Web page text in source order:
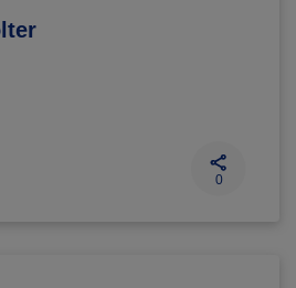
0